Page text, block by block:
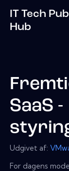
IT Tech
Hub
SaaS -
Udgivet af:
For dagens